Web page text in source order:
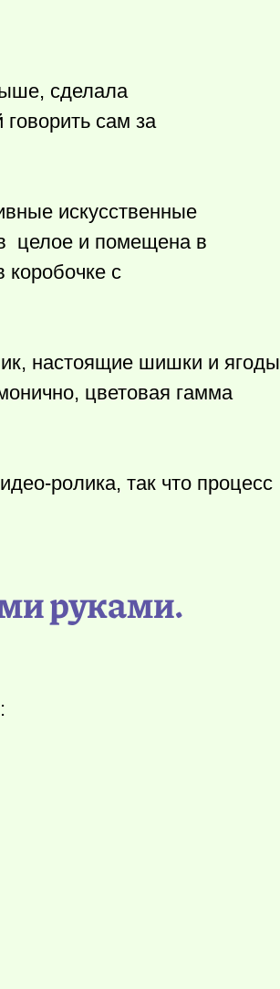
сделала
сам за
искусственные
целое и помещена в
коробочке с
настоящие шишки и ягоды
цветовая гамма
ролика, так что процесс
руками.